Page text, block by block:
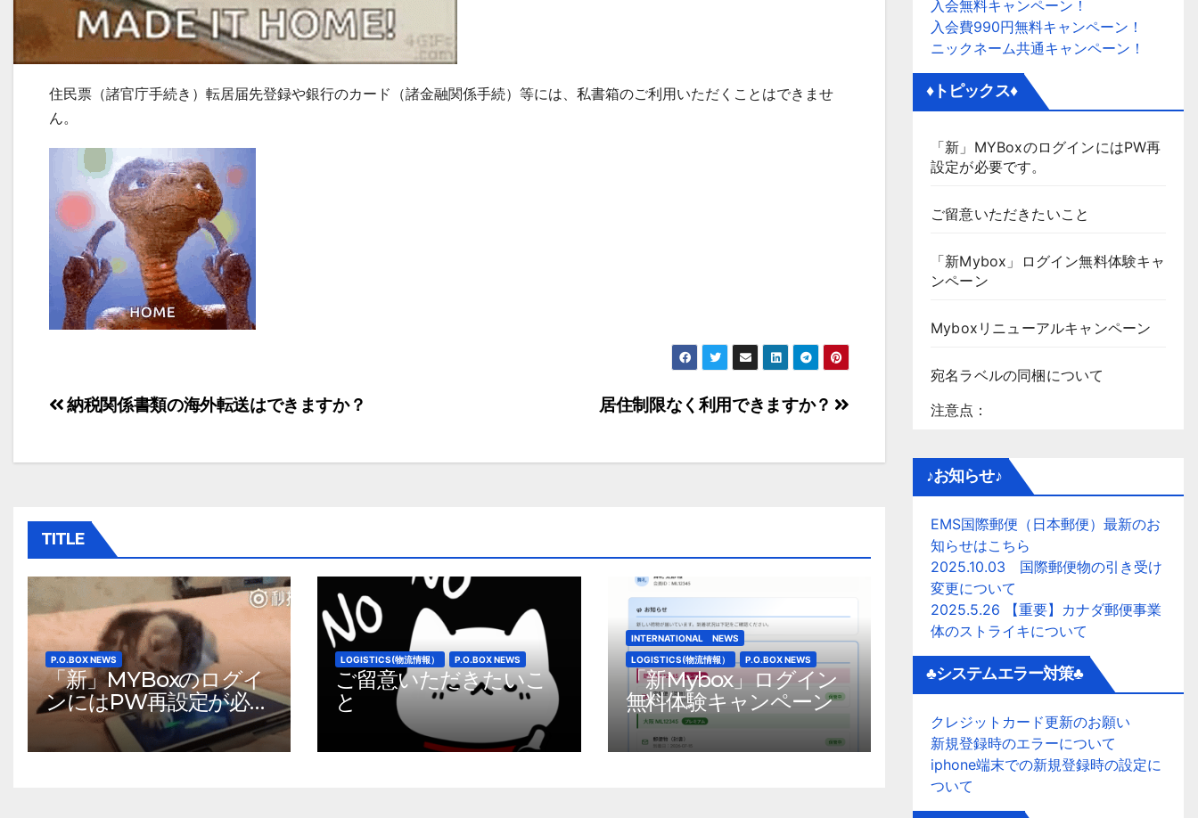
住民票（諸官庁手続き）転居届先登録や銀行のカード（諸金融関係手続）等には、私書箱のご利用いただくことはできませ
ん。
投
ゲ
ー
シ
ョ
ン
居住制限なく利用できますか？
納税関係書類の海外転送はできますか？
TITLE
P.O.BOX NEWS
「新」MYBoxのログイ
ンにはPW再設定が必要
です。
LOGISTICS(物流情報） P.O.BOX NEWS
ご留意いただきたいこ
と
INTERNATIONAL NEWS
LOGISTICS(物流情報）
P.O.BOX NEWS
「新Mybox」ログイン
無料体験キャンペーン
入会無料キャンペーン！
入会費990円無料キャンペーン！
ニックネーム共通キャンペーン！
♦トピックス♦
「新」MYBoxのログインにはPW再
設定が必要です。
ご留意いただきたいこと
「新Mybox」ログイン無料体験キャ
ンペーン
Myboxリニューアルキャンペーン
宛名ラベルの同梱について
注意点：
♪お知らせ♪
EMS国際郵便（日本郵便）最新のお
知らせはこちら
2025.10.03 国際郵便物の引き受け
変更について
2025.5.26 【重要】カナダ郵便事業
体のストライキについて
♣システムエラー対策♣
クレジットカード更新のお願い
新規登録時のエラーについて
iphone端末での新規登録時の設定に
ついて